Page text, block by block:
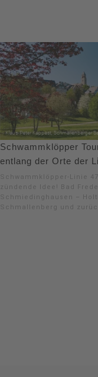
Schwammklöpper
entlang der Orte der
Schwammklöpper-Linie
zündende Idee! Bad
Schmiedinghausen –
Schmallenberg und